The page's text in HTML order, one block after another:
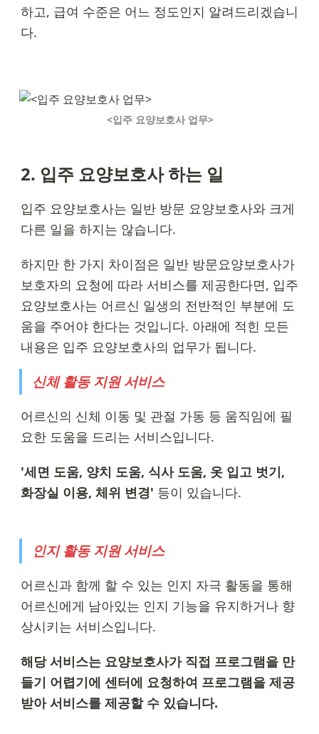
하고, 급여 수준은 어느 정도인지 알려드리겠습니
다.
<입주 요양보호사 업무>
2. 입주 요양보호사 하는 일
입주 요양보호사는 일반 방문 요양보호사와 크게
다른 일을 하지는 않습니다.
하지만 한 가지 차이점은 일반 방문요양보호사가
보호자의 요청에 따라 서비스를 제공한다면, 입주
요양보호사는 어르신 일생의 전반적인 부분에 도
움을 주어야 한다는 것입니다. 아래에 적힌 모든
내용은 입주 요양보호사의 업무가 됩니다.
신체 활동 지원 서비스
어르신의 신체 이동 및 관절 가동 등 움직임에 필
요한 도움을 드리는 서비스입니다.
'세면 도움, 양치 도움, 식사 도움, 옷 입고 벗기,
화장실 이용, 체위 변경' 등이 있습니다.
인지 활동 지원 서비스
어르신과 함께 할 수 있는 인지 자극 활동을 통해
어르신에게 남아있는 인지 기능을 유지하거나 향
상시키는 서비스입니다.
해당 서비스는 요양보호사가 직접 프로그램을 만
들기 어렵기에 센터에 요청하여 프로그램을 제공
받아 서비스를 제공할 수 있습니다.